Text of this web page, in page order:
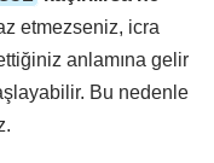
etmezseniz, icra
anlamına gelir
Bu nedenle